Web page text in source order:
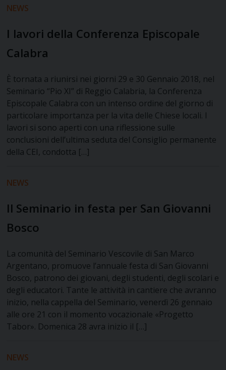
NEWS
I lavori della Conferenza Episcopale
Calabra
È tornata a riunirsi nei giorni 29 e 30 Gennaio 2018, nel
Seminario “Pio XI” di Reggio Calabria, la Conferenza
Episcopale Calabra con un intenso ordine del giorno di
particolare importanza per la vita delle Chiese locali. I
lavori si sono aperti con una riflessione sulle
conclusioni dell’ultima seduta del Consiglio permanente
della CEI, condotta […]
NEWS
Il Seminario in festa per San Giovanni
Bosco
La comunità del Seminario Vescovile di San Marco
Argentano, promuove l’annuale festa di San Giovanni
Bosco, patrono dei giovani, degli studenti, degli scolari e
degli educatori. Tante le attività in cantiere che avranno
inizio, nella cappella del Seminario, venerdì 26 gennaio
alle ore 21 con il momento vocazionale «Progetto
Tabor». Domenica 28 avra inizio il […]
NEWS